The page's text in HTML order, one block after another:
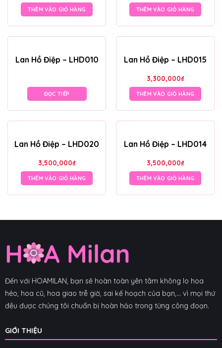
THÊM VÀO GIỎ HÀNG THÊM VÀO GIỎ HÀNG
Lan Hồ Điệp – LHD010
ĐỌC TIẾP
Lan Hồ Điệp – LHD015
3,300,000₫
THÊM VÀO GIỎ HÀNG
Lan Hồ Điệp – LHD020
3,500,000₫
THÊM VÀO GIỎ HÀNG
Lan Hồ Điệp – LHD014
3,500,000₫
THÊM VÀO GIỎ HÀNG
Đến với HOAMILAN, bạn sẽ hoàn toàn yên tâm không lo hoa
héo, hoa cũ, hoa giao trễ giờ, sai kế hoạch của bạn,... vì mọi thứ
đều được chúng tôi chuẩn bị hoàn hảo trong từng công đoạn.
GIỚI THIỆU